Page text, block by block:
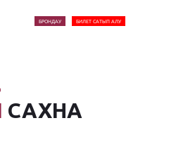
БРОНДАУ БИЛЕТ САТЫП АЛУ
САХНА